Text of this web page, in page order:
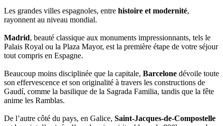
Les grandes villes espagnoles, entre histoire et modernité,
rayonnent au niveau mondial.
Madrid, beauté classique aux monuments impressionnants, tels le
Palais Royal ou la Plaza Mayor, est la première étape de votre séjour
tout compris en Espagne.
Beaucoup moins disciplinée que la capitale, Barcelone dévoile toute
son effervescence et son originalité à travers les constructions de
Gaudí, comme la basilique de la Sagrada Familia, tandis que la fête
anime les Ramblas.
De l’autre côté du pays, en Galice, Saint-Jacques-de-Compostelle